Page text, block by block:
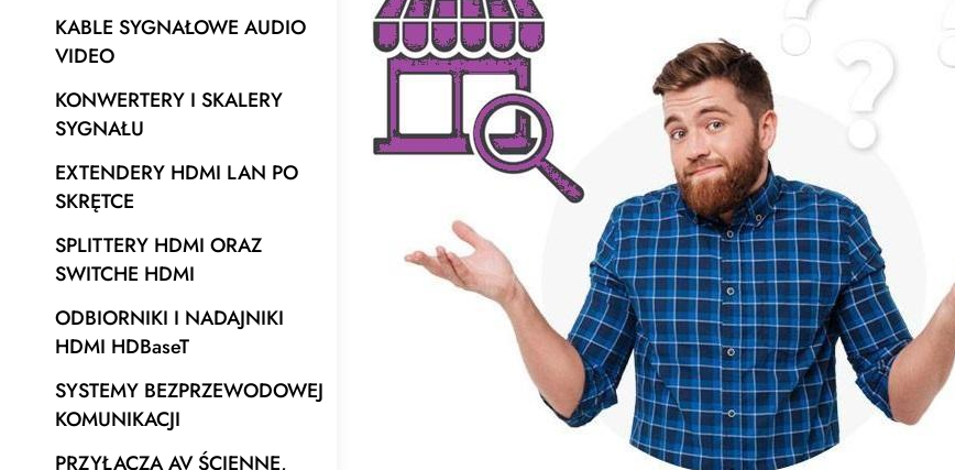
KABLE SYGNAŁOWE AUDIO
VIDEO
KONWERTERY I SKALERY
SYGNAŁU
EXTENDERY HDMI LAN PO
SKRĘTCE
SPLITTERY HDMI ORAZ
SWITCHE HDMI
ODBIORNIKI I NADAJNIKI
HDMI HDBaseT
SYSTEMY BEZPRZEWODOWEJ
KOMUNIKACJI
PRZYŁĄCZA AV ŚCIENNE,